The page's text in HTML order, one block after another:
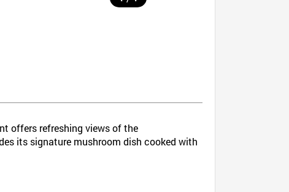
offers refreshing views of the
its signature mushroom dish cooked with